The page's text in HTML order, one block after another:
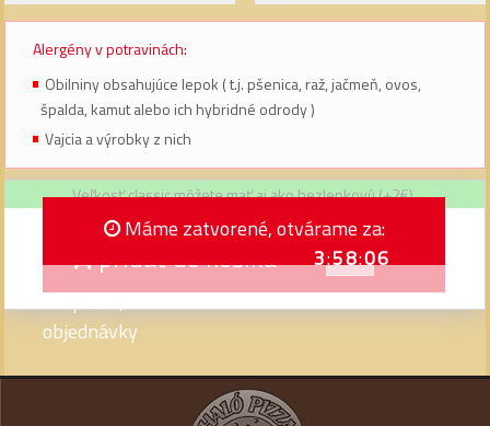
Alergény v potravinách:
Obilniny obsahujúce lepok ( t.j. pšenica, raž, jačmeň, ovos,
špalda, kamut alebo ich hybridné odrody )
Vajcia a výrobky z nich
Máme zatvorené, otvárame za:
3:58:06
Veľkosť classic môžete mať aj ako bezlepkovú (+2€).
pridať do košíka
ks
Prepáčte, momentálne len telefonické
objednávky